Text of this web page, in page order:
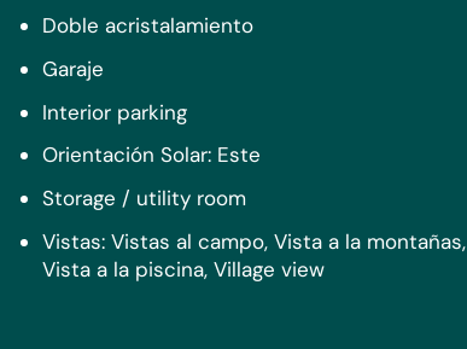
ser totalmente de doble
para mayor
de leña en la sala
la amplitud, la
familia en crecimiento
bullicio de la vida
inmobiliaria
Doble acristalamiento
Garaje
Interior parking
Orientación Solar: Este
Storage / utility room
Vistas: Vistas al campo, Vista a la montañas,
Vista a la piscina, Village view